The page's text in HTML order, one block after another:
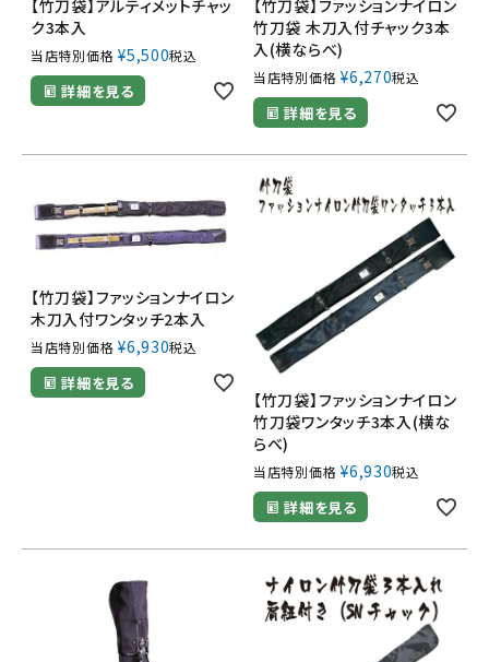
【竹刀袋】アルティメットチャッ
ク3本入
当店特別価格 ¥5,500税込
詳細を見る
【竹刀袋】ファッションナイロン
竹刀袋 木刀入付チャック3本
入(横ならべ)
当店特別価格 ¥6,270税込
詳細を見る
【竹刀袋】ファッションナイロン
木刀入付ワンタッチ2本入
当店特別価格 ¥6,930税込
詳細を見る
【竹刀袋】ファッションナイロン
竹刀袋ワンタッチ3本入(横な
らべ)
当店特別価格 ¥6,930税込
詳細を見る